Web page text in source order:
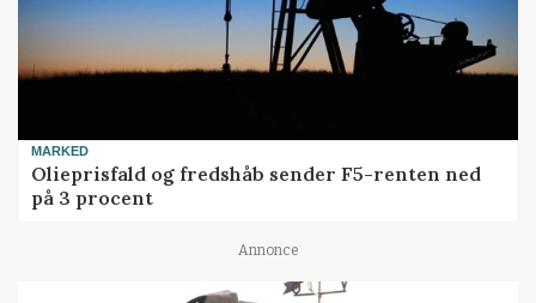
MARKED
Olieprisfald og fredshåb sender F5-renten ned
på 3 procent
Annonce